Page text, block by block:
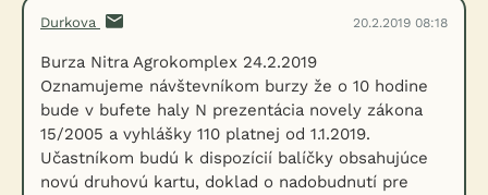
Durkova 20.2.2019 08:18
Burza Nitra Agrokomplex 24.2.2019
Oznamujeme návštevníkom burzy že o 10 hodine
bude v bufete haly N prezentácia novely zákona
15/2005 a vyhlášky 110 platnej od 1.1.2019.
Učastníkom budú k dispozícií balíčky obsahujúce
novú druhovú kartu, doklad o nadobudnutí pre